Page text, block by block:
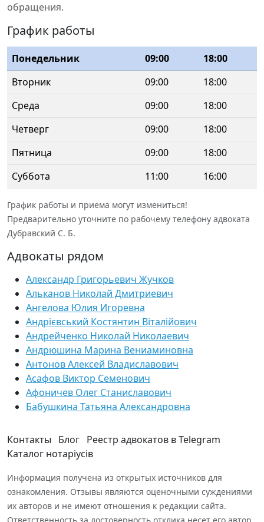
обращения.
График работы
Понедельник 09:00
18:00
Вторник
09:00
18:00
Среда
09:00
18:00
Четверг
09:00
18:00
Пятница
09:00
18:00
Суббота
11:00 16:00
График работы и приема могут измениться!
Предварительно уточните по рабочему телефону адвоката
Дубравский С. Б.
Адвокаты рядом
Александр Григорьевич Жучков
Альканов Николай Дмитриевич
Ангелова Юлия Игоревна
Андрієвський Костянтин Віталійович
Андрейченко Николай Николаевич
Андрюшина Марина Вениаминовна
Антонов Алексей Владиславович
Асафов Виктор Семенович
Афоничев Олег Станиславович
Бабушкина Татьяна Александровна
Контакты Блог Реестр адвокатов в Telegram
Каталог нотаріусів
Информация получена из открытых источников для
ознакомления. Отзывы являются оценочными суждениями
их авторов и не имеют отношения к редакции сайта.